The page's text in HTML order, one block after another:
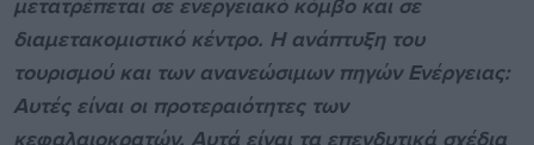
διαμετακομιστικό κέντρο. Η ανάπτυξη του
τουρισμού και των ανανεώσιμων πηγών Ενέργειας:
Αυτές είναι οι προτεραιότητες των